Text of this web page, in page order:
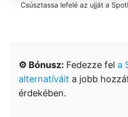
Csúsztassa lefelé az ujját a
⚙️ Bónusz: Fedezze fel a
alternatíváit a jobb
érdekében.